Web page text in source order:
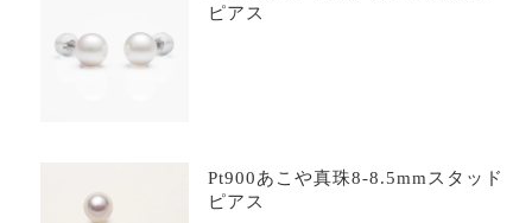
ピアス
Pt900あこや真珠8-8.5mmスタッド
ピアス